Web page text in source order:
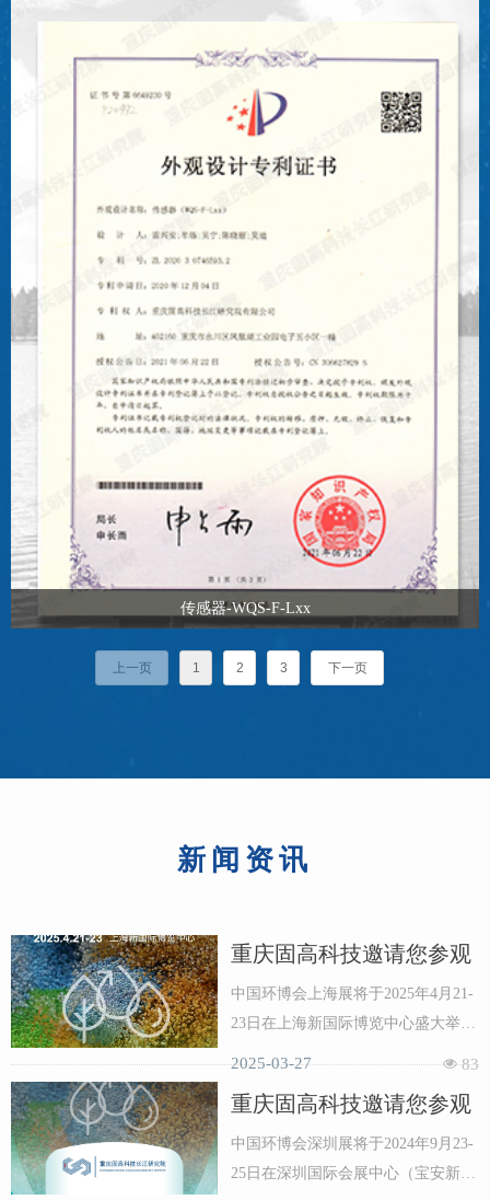
新闻资讯
重庆固高科技邀请您参观
2025中国环博会上海展
中国环博会上海展将于2025年4月21-
23日在上海新国际博览中心盛大举
E5号馆E22展位。
넶 83
2025-03-27
重庆固高科技邀请您参观
2024中国环博会深圳展
中国环博会深圳展将于2024年9月23-
25日在深圳国际会展中心（宝安新
传感器-WQS-F-Lxx
上一页 1 2 3 下一页